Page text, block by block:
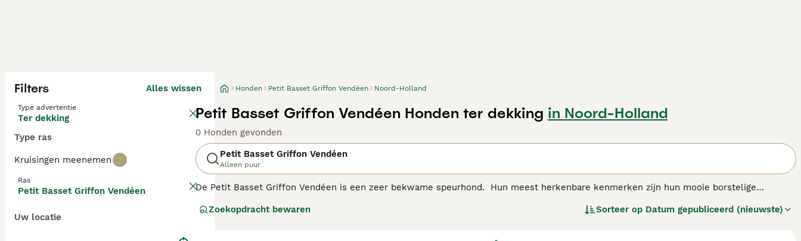
Filters Alles wissen
Type advertentie
Ter dekking
Type ras
Kruisingen meenemen
Ras
Petit Basset Griffon Vendéen
Uw locatie
Honden Petit Basset Griffon Vendéen Noord-Holland
Petit Basset Griffon Vendéen Honden ter dekking in Noord-Holland
0 Honden gevonden
Petit Basset Griffon Vendéen
Alleen puur
De Petit Basset Griffon Vendéen is een zeer bekwame speurhond. Hun meest herkenbare kenmerken zijn hun mooie borstelige
geworden als gezelschap- en gezinshond. De Petit Basset Griffon Vendéen werden oorspronkelijk gefokt in Frankrijk om te jagen op wild
Zoekopdracht bewaren Sorteer op Datum gepubliceerd (nieuwste)